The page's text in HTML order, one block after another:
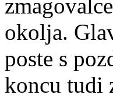
okolja.
poste s
koncu tudi